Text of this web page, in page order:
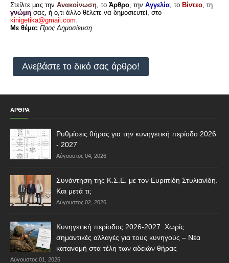
Στείλτε μας την Ανακοίνωση , το Άρθρο , την Αγγελία , το Βίντεο , τη
γνώμη σας, ή ο,τι άλλο θέλετε να δημοσιευτεί, στο
kinigetika@gmail.com
Με θέμα: Προς Δημοσίευση
Ανεβάστε το δικό σας άρθρο!
ΑΡΘΡΑ
Ρυθμίσεις θήρας για την κυνηγετική περίοδο 2026
- 2027
Αύγουστος 04, 2026
Συνάντηση της Κ.Σ.Ε. με τον Ευριπίδη Στυλιανίδη.
Και μετά τι;
Αύγουστος 02, 2026
Κυνηγετική περίοδος 2026-2027: Χωρίς
σημαντικές αλλαγές για τους κυνηγούς – Νέα
κατανομή στα τέλη των αδειών θήρας
Αύγουστος 01, 2026